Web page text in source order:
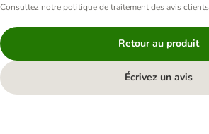
Consultez notre politique de traitement des avis clients
Retour au produit
Écrivez un avis